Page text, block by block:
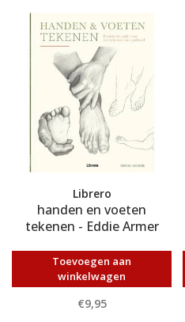
Librero
handen en voeten
tekenen - Eddie Armer
Toevoegen aan
winkelwagen
€9,95